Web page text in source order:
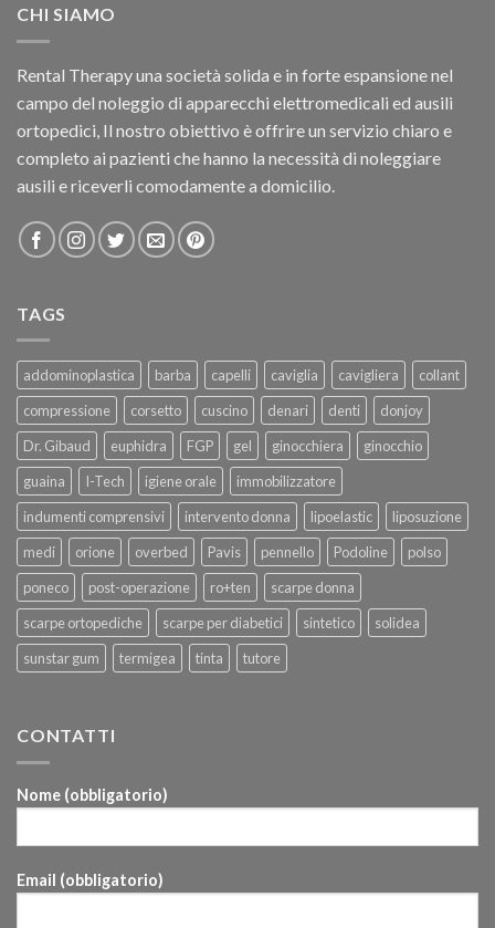
CHI SIAMO
Rental Therapy una società solida e in forte espansione nel
campo del noleggio di apparecchi elettromedicali ed ausili
ortopedici, Il nostro obiettivo è offrire un servizio chiaro e
completo ai pazienti che hanno la necessità di noleggiare
ausili e riceverli comodamente a domicilio.
TAGS
addominoplastica barba capelli caviglia cavigliera
collant
compressione
corsetto cuscino denari denti
donjoy
Dr. Gibaud
euphidra FGP gel ginocchiera
ginocchio
guaina
I-Tech igiene orale
immobilizzatore
indumenti comprensivi
intervento donna lipoelastic
liposuzione
medi
orione overbed Pavis pennello Podoline
polso
poneco
post-operazione ro+ten
scarpe donna
scarpe ortopediche
scarpe per diabetici sintetico
solidea
sunstar gum
termigea tinta tutore
CONTATTI
Nome (obbligatorio)
Email (obbligatorio)